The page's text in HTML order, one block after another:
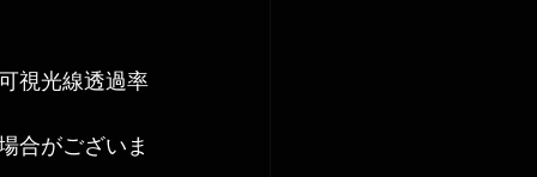
視光線透過率
合がございま